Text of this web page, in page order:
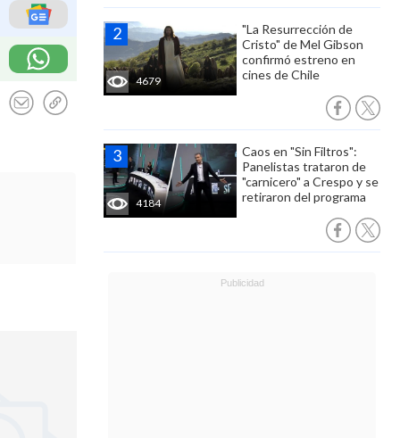
4679
"La Resurrección de
Cristo" de Mel Gibson
confirmó estreno en
cines de Chile
4184
Caos en "Sin Filtros":
Panelistas trataron de
"carnicero" a Crespo y se
retiraron del programa